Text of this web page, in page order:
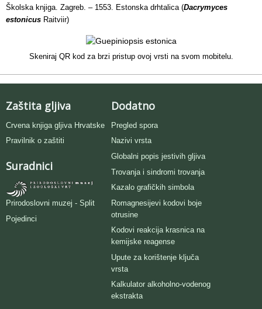
Školska knjiga. Zagreb. – 1553. Estonska drhtalica (Dacrymyces
estonicus Raitviir)
Skeniraj QR kod za brzi pristup ovoj vrsti na svom mobitelu.
Zaštita gljiva
Crvena knjiga gljiva Hrvatske
Pravilnik o zaštiti
Suradnici
Prirodoslovni muzej - Split
Pojedinci
Dodatno
Pregled spora
Nazivi vrsta
Globalni popis jestivih gljiva
Trovanja i sindromi trovanja
Kazalo grafičkih simbola
Romagnesijevi kodovi boje
otrusine
Kodovi reakcija krasnica na
kemijske reagense
Upute za korištenje ključa
vrsta
Kalkulator alkoholno-vodenog
ekstrakta